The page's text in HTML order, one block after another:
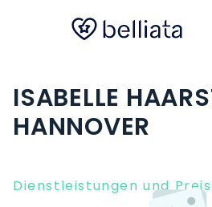
ISABELLE
HANNOVER
Dienstleistungen und